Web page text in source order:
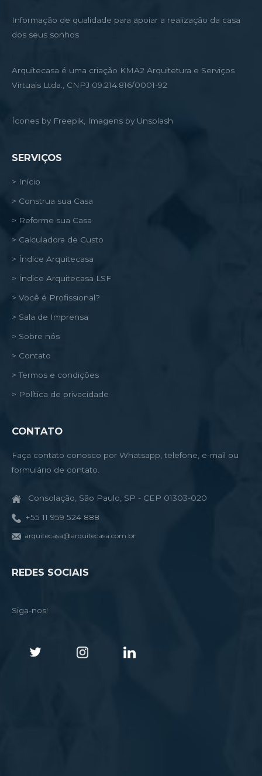
Informação de qualidade para apoiar a realização da casa
dos seus sonhos
Arquitecasa é uma criação KMA2 Arquitetura e Serviços
Virtuais Ltda., CNPJ 09.214.816/0001-92
Ícones by Freepik, Imagens by Unsplash
SERVIÇOS
> Início
> Construa sua Casa
> Reforme sua Casa
> Calculadora de Custo
> Índice Arquitecasa
> Índice Arquitecasa LSF
> Você é Profissional?
> Sala de Imprensa
> Sobre nós
> Contato
> Termos e condições
> Política de privacidade
CONTATO
Faça contato conosco por Whatsapp, telefone, e-mail ou
formulário de contato.
Consolação, São Paulo, SP - CEP 01303-020
+55 11 959 524 888
arquitecasa@arquitecasa.com.br
REDES SOCIAIS
Siga-nos!